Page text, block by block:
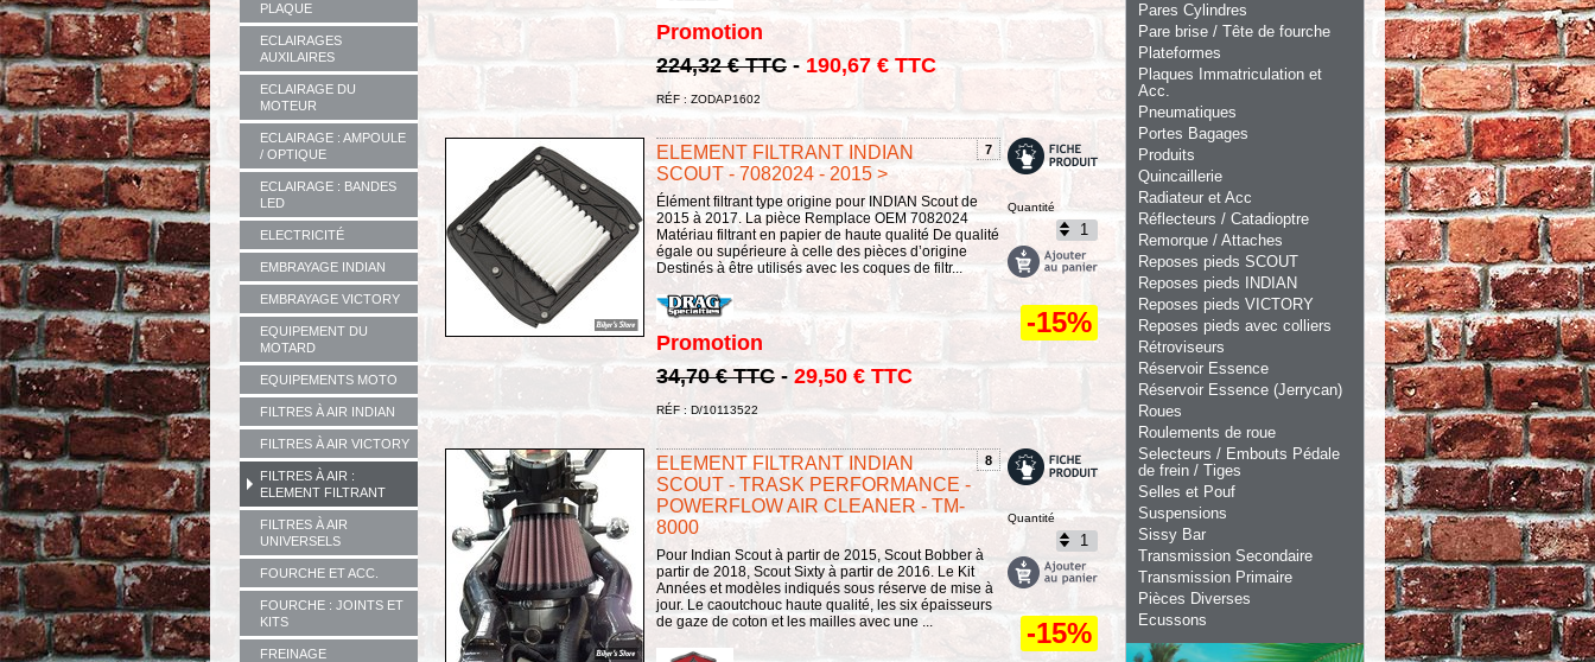
PLAQUE
ECLAIRAGES
AUXILAIRES
ECLAIRAGE DU
MOTEUR
ECLAIRAGE : AMPOULE
/ OPTIQUE
ECLAIRAGE : BANDES
LED
ELECTRICITÉ
EMBRAYAGE INDIAN
EMBRAYAGE VICTORY
EQUIPEMENT DU
MOTARD
EQUIPEMENTS MOTO
FILTRES À AIR INDIAN
FILTRES À AIR VICTORY
FILTRES À AIR :
ELEMENT FILTRANT
FILTRES À AIR
UNIVERSELS
FOURCHE ET ACC.
FOURCHE : JOINTS ET
KITS
FREINAGE
Promotion
224,32 € TTC - 190,67 € TTC
RÉF : ZODAP1602
7
ELEMENT FILTRANT INDIAN
SCOUT - 7082024 - 2015 >
Élément filtrant type origine pour INDIAN Scout de
2015 à 2017. La pièce Remplace OEM 7082024
Matériau filtrant en papier de haute qualité De qualité
égale ou supérieure à celle des pièces d’origine
Destinés à être utilisés avec les coques de filtr...
Promotion
34,70 € TTC - 29,50 € TTC
RÉF : D/10113522
Quantité
-15%
8
ELEMENT FILTRANT INDIAN
SCOUT - TRASK PERFORMANCE -
POWERFLOW AIR CLEANER - TM-
8000
Pour Indian Scout à partir de 2015, Scout Bobber à
partir de 2018, Scout Sixty à partir de 2016. Le Kit
Années et modèles indiqués sous réserve de mise à
jour. Le caoutchouc haute qualité, les six épaisseurs
de gaze de coton et les mailles avec une ...
Quantité
-15%
Pares Cylindres
Pare brise / Tête de fourche
Plateformes
Plaques Immatriculation et
Acc.
Pneumatiques
Portes Bagages
Produits
Quincaillerie
Radiateur et Acc
Réflecteurs / Catadioptre
Remorque / Attaches
Reposes pieds SCOUT
Reposes pieds INDIAN
Reposes pieds VICTORY
Reposes pieds avec colliers
Rétroviseurs
Réservoir Essence
Réservoir Essence (Jerrycan)
Roues
Roulements de roue
Selecteurs / Embouts Pédale
de frein / Tiges
Selles et Pouf
Suspensions
Sissy Bar
Transmission Secondaire
Transmission Primaire
Pièces Diverses
Ecussons